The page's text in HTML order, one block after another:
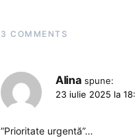
3 COMMENTS
Alina spune:
23 iulie 2025 la
”Prioritate urgentă”…